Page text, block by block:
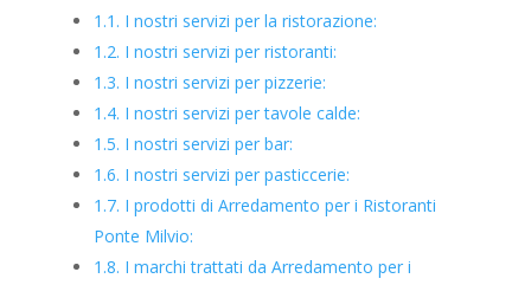
1.1. I nostri servizi per la ristorazione:
1.2. I nostri servizi per ristoranti:
1.3. I nostri servizi per pizzerie:
1.4. I nostri servizi per tavole calde:
1.5. I nostri servizi per bar:
1.6. I nostri servizi per pasticcerie:
1.7. I prodotti di Arredamento per i Ristoranti
Ponte Milvio:
1.8. I marchi trattati da Arredamento per i